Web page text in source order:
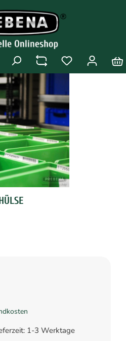
1-3 Werktage